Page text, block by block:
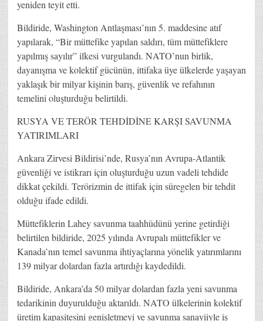
yeniden teyit etti.
Bildiride, Washington Antlaşması’nın 5. maddesine atıf
yapılarak, “Bir müttefike yapılan saldırı, tüm müttefiklere
yapılmış sayılır” ilkesi vurgulandı. NATO’nun birlik,
dayanışma ve kolektif gücünün, ittifaka üye ülkelerde yaşayan
yaklaşık bir milyar kişinin barış, güvenlik ve refahının
temelini oluşturduğu belirtildi.
RUSYA VE TERÖR TEHDİDİNE KARŞI SAVUNMA
YATIRIMLARI
Ankara Zirvesi Bildirisi’nde, Rusya’nın Avrupa-Atlantik
güvenliği ve istikrarı için oluşturduğu uzun vadeli tehdide
dikkat çekildi. Terörizmin de ittifak için süregelen bir tehdit
olduğu ifade edildi.
Müttefiklerin Lahey savunma taahhüdünü yerine getirdiği
belirtilen bildiride, 2025 yılında Avrupalı müttefikler ve
Kanada’nın temel savunma ihtiyaçlarına yönelik yatırımlarını
139 milyar dolardan fazla artırdığı kaydedildi.
Bildiride, Ankara’da 50 milyar dolardan fazla yeni savunma
tedarikinin duyurulduğu aktarıldı. NATO ülkelerinin kolektif
üretim kapasitesini genişletmeyi ve savunma sanayiiyle iş